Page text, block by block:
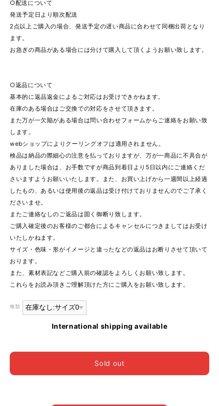
○配送について
発送予定日より順次配送
2点以上ご購入の場合、発送予定の遅い商品に合わせて同梱出荷となり
ます。
お急ぎの商品がある場合には分けて購入して頂くようお願い致します。
○返品について
基本的に返品返金によるご対応はお受けできかねます。
在庫のある場合はご交換での対応をさせて頂きます。
また万が一欠陥がある場合は問い合わせフォームからご連絡をお願い致
します。
webショップによりクーリングオフは適用されません。
検品は納品の際細心の注意を払っておりますが、万が一商品に不具合が
ありました場合は、お手数ですが商品到着日より5日以内にご連絡くだ
さいますようお願いいたします。また、お買い上げから一週間以上経過
したもの、あるいは使用後の返品は受け付けておりませんのでご了承く
ださいませ。
またご連絡なしのご返品は固く御断り致します。
ご購入確定後のお客様のご都合によるキャンセルにつきましてはお受け
いたしかねます。
サイズ・色味・形がイメージと違ったなどの返品はお断りさせて頂いて
おります。
また、素材表記などご購入前の確認をよろしくお願い致します。
これらをお読み頂きご理解頂けた方にご購入をお願い致します。
種類
International shipping available
Sold out